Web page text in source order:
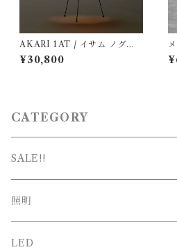
AKARI 1AT / イサム ノグチ
（Isamu Noguchi) / オゼキ
（尾関）/ 75002
¥30,800
A
CATEGORY
SALE!!
SALE
新春SALE
照明
シーリング
LED